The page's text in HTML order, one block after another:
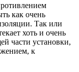
как очень
Так или
хоть и очень
части установки,
к